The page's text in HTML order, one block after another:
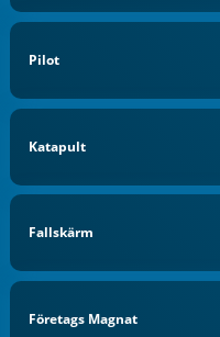
Pilot
Katapult
Fallskärm
Företags Magnat